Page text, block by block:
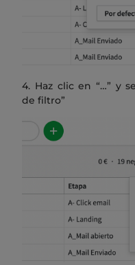
4. Haz clic en “…” y
de filtro”